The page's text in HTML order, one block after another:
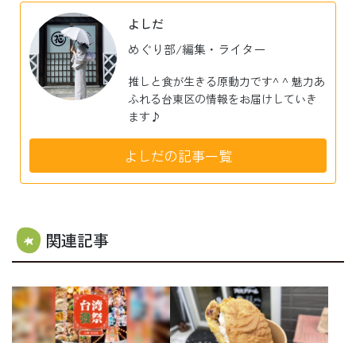
よしだ
めぐり部/編集・ライター
推しと食が生きる原動力です^ ^ 魅力あ
ふれる台東区の情報をお届けしていき
ます♪
よしだの記事一覧
関連記事